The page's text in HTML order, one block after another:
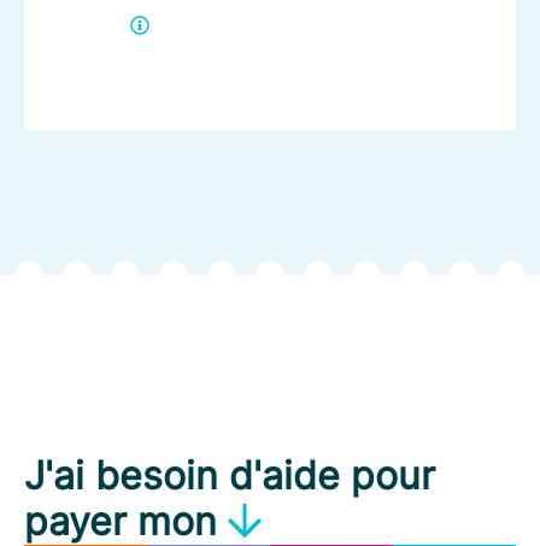
J'ai besoin d'aide pour
payer mon